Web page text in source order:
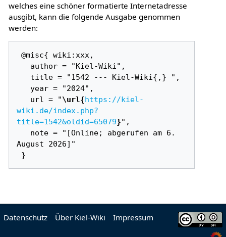
welches eine schöner formatierte Internetadresse
ausgibt, kann die folgende Ausgabe genommen
werden:
@misc{ wiki:xxx,
   url = "
\url{https://kiel-
wiki.de/index.php?
title=1542&oldid=65079}",
August 2026]"
Datenschutz Über Kiel-Wiki Impressum